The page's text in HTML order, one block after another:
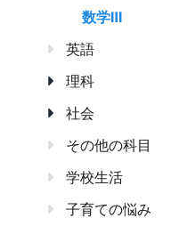
数学Ⅲ
英語
理科
社会
その他の科目
学校生活
子育ての悩み